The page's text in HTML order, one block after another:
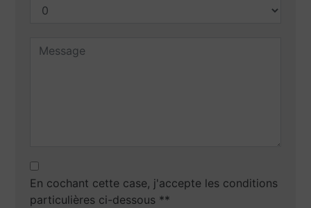
En cochant cette case, j'accepte les conditions
particulières ci-dessous **